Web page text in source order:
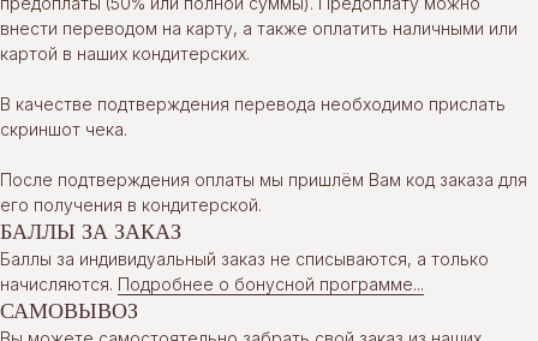
внести переводом на карту, а также оплатить наличными или
картой в наших кондитерских.
В качестве подтверждения перевода необходимо прислать
скриншот чека.
После подтверждения оплаты мы пришлём Вам код заказа для
его получения в кондитерской.
БАЛЛЫ ЗА ЗАКАЗ
Баллы за индивидуальный заказ не списываются, а только
начисляются. Подробнее о бонусной программе...
САМОВЫВОЗ